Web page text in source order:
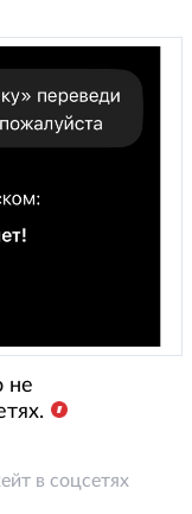
не
в соцсетях